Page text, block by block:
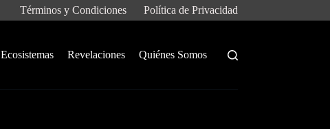
Términos y Condiciones Política de Privacidad
Ecosistemas Revelaciones Quiénes Somos